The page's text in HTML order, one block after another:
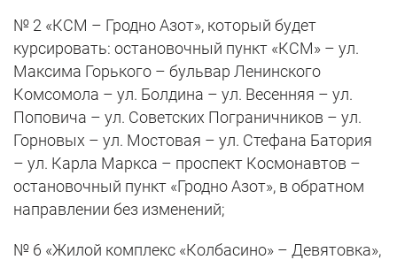
№ 2 «КСМ – Гродно Азот», который будет
курсировать: остановочный пункт «КСМ» – ул.
Максима Горького – бульвар Ленинского
Комсомола – ул. Болдина – ул. Весенняя – ул.
Поповича – ул. Советских Пограничников – ул.
Горновых – ул. Мостовая – ул. Стефана Батория
– ул. Карла Маркса – проспект Космонавтов –
остановочный пункт «Гродно Азот», в обратном
направлении без изменений;
№ 6 «Жилой комплекс «Колбасино» – Девятовка»,